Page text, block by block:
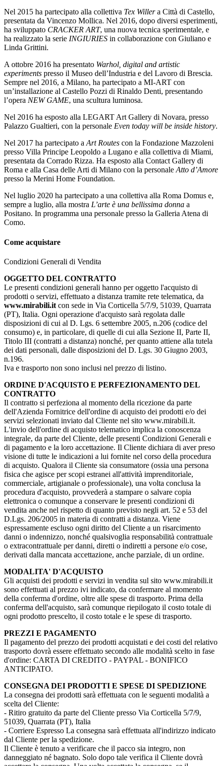
Nel 2015 ha partecipato alla collettiva Tex Willera Città di Castello,
presentata da Vincenzo Mollica. Nel 2016, dopo diversi esperimenti,
ha sviluppato CRACKER ART, una nuova tecnica sperimentale, e
ha realizzato la serie INGIURIES in collaborazione con Giuliano e
Linda Grittini.
A ottobre 2016 ha presentato Warhol, digital and artistic
experiments presso il Museo dell’Industria e del Lavoro di Brescia.
Sempre nel 2016, a Milano, ha partecipato a MI-ART con
un’installazione al Castello Pozzi di Rinaldo Denti, presentando
l’opera NEW GAME, una scultura luminosa.
Nel 2016 ha esposto alla LEGART Art Gallery di Novara, presso
Palazzo Gualtieri, con la personale Even today will be inside history.
Nel 2017 ha partecipato aArt Routes con la Fondazione Mazzoleni
presso Villa Principe Leopoldo a Lugano e alla collettiva di Miami,
presentata da Corrado Rizza. Ha esposto alla Contact Gallery di
Roma e alla Casa delle Arti di Milano con la personaleAtto d’Amore
presso la Merini Home Foundation.
Nel luglio 2020 ha partecipato a una collettiva alla Roma Domus e,
sempre a luglio, alla mostra L’arte è una bellissima donna a
Positano. In programma una personale presso la Galleria Atena di
Como.
Come acquistare
Condizioni Generali di Vendita
OGGETTO DEL CONTRATTO
Le presenti condizioni generali hanno per oggetto l'acquisto di
prodotti o servizi, effettuato a distanza tramite rete telematica, da
www.mirabili.it con sede in Via Corticella 5/7/9, 51039, Quarrata
(PT), Italia. Ogni operazione d'acquisto sarà regolata dalle
disposizioni di cui al D. Lgs. 6 settembre 2005, n.206 (codice del
consumo) e, in particolare, di quelle di cui alla Sezione II, Parte II,
Titolo III (contratti a distanza) nonché, per quanto attiene alla tutela
dei dati personali, dalle disposizioni del D. Lgs. 30 Giugno 2003,
n.196.
Iva e trasporto non sono inclusi nel prezzo di listino.
ORDINE D'ACQUISTO E PERFEZIONAMENTO DEL
CONTRATTO
Il contratto si perfeziona al momento della ricezione da parte
dell'Azienda Fornitrice dell'ordine di acquisto dei prodotti e/o dei
servizi selezionati inviato dal Cliente nel sito www.mirabili.it.
L'invio dell'ordine di acquisto telematico implica la conoscenza
integrale, da parte del Cliente, delle presenti Condizioni Generali e
di pagamento e la loro accettazione. Il Cliente dichiara di aver preso
visione di tutte le indicazioni a lui fornite nel corso della procedura
di acquisto. Qualora il Cliente sia consumatore (ossia una persona
fisica che agisce per scopi estranei all'attività imprenditoriale,
commerciale, artigianale o professionale), una volta conclusa la
procedura d'acquisto, provvederà a stampare o salvare copia
elettronica o comunque a conservare le presenti condizioni di
vendita anche nel rispetto di quanto previsto negli art. 52 e 53 del
D.Lgs. 206/2005 in materia di contratti a distanza. Viene
espressamente escluso ogni diritto del Cliente a un risarcimento
danni o indennizzo, nonché qualsivoglia responsabilità contrattuale
o extracontrattuale per danni, diretti o indiretti a persone e/o cose,
derivati dalla mancata accettazione, anche parziale, di un ordine.
MODALITA' D'ACQUISTO
Gli acquisti dei prodotti e servizi in vendita sul sito www.mirabili.it
sono effettuati al prezzo ivi indicato, da confermare al momento
della conferma d'ordine, oltre alle spese di trasporto. Prima della
conferma dell'acquisto, sarà comunque riepilogato il costo totale di
ogni prodotto prescelto, il costo totale e le spese di trasporto.
PREZZI E PAGAMENTO
Il pagamento del prezzo dei prodotti acquistati e dei costi del relativo
trasporto dovrà essere effettuato secondo alle modalità scelto in fase
d'ordine: CARTA DI CREDITO - PAYPAL - BONIFICO
ANTICIPATO.
CONSEGNA DEI PRODOTTI E SPESE DI SPEDIZIONE
La consegna dei prodotti sarà effettuata con le seguenti modalità a
scelta del Cliente:
- Ritiro gratuito da parte del Cliente presso Via Corticella 5/7/9,
51039, Quarrata (PT), Italia
- Corriere Espresso La consegna sarà effettuata all'indirizzo indicato
dal Cliente per la spedizione.
Il Cliente è tenuto a verificare che il pacco sia integro, non
danneggiato né bagnato. Solo dopo tale verifica il Cliente dovrà